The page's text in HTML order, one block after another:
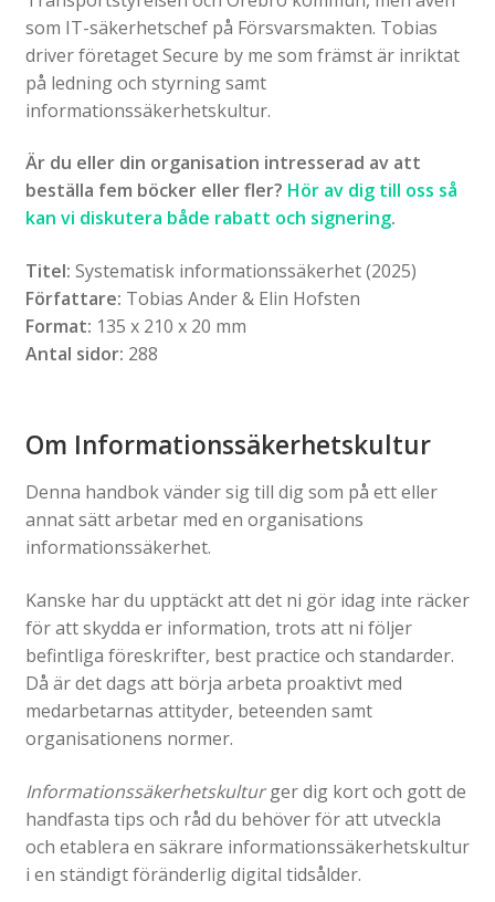
som IT-säkerhetschef på Försvarsmakten. Tobias
driver företaget Secure by me som främst är inriktat
på ledning och styrning samt
informationssäkerhetskultur.
Är du eller din organisation intresserad av att
beställa fem böcker eller fler? Hör av dig till oss så
kan vi diskutera både rabatt och signering.
Titel: Systematisk informationssäkerhet (2025)
Författare: Tobias Ander & Elin Hofsten
Format: 135 x 210 x 20 mm
Antal sidor: 288
Om Informationssäkerhetskultur
Denna handbok vänder sig till dig som på ett eller
annat sätt arbetar med en organisations
informationssäkerhet.
Kanske har du upptäckt att det ni gör idag inte räcker
för att skydda er information, trots att ni följer
befintliga föreskrifter, best practice och standarder.
Då är det dags att börja arbeta proaktivt med
medarbetarnas attityder, beteenden samt
organisationens normer.
Informationssäkerhetskulturger dig kort och gott de
handfasta tips och råd du behöver för att utveckla
och etablera en säkrare informationssäkerhetskultur
i en ständigt föränderlig digital tidsålder.